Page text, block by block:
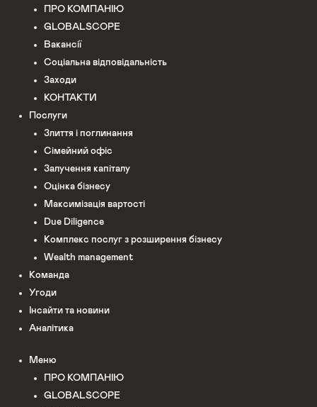
ПРО КОМПАНІЮ
GLOBALSCOPE
Вакансії
Соціальна відповідальність
Заходи
КОНТАКТИ
Послуги
Злиття і поглинання
Сімейний офіс
Залучення капіталу
Оцінка бізнесу
Максимізація вартості
Due Diligence
Комплекс послуг з розширення бізнесу
Wealth management
Команда
Угоди
Інсайти та новини
Аналітика
Меню
ПРО КОМПАНІЮ
GLOBALSCOPE